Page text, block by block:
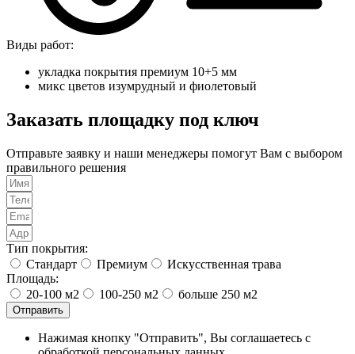
Виды работ:
укладка покрытия премиум 10+5 мм
микс цветов изумрудный и фиолетовый
Заказать площадку под ключ
Отправьте заявку и наши менеджеры помогут Вам с выбором
правильного решения
Тип покрытия:
Стандарт
Премиум
Искусственная трава
Площадь:
20-100 м2
100-250 м2 больше 250 м2
Отправить
Нажимая кнопку "Отправить", Вы соглашаетесь с